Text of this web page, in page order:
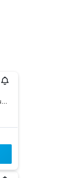
159 Old Burleigh Road, Broadbeach, QLD, Australien